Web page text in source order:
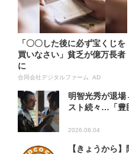
「〇〇した後に必ず宝くじを
買いなさい」貧乏が億万長者
に
合同会社デジタルファーム AD
明智光秀が退
スト続々…「豊
2026.08.04
【きょうから